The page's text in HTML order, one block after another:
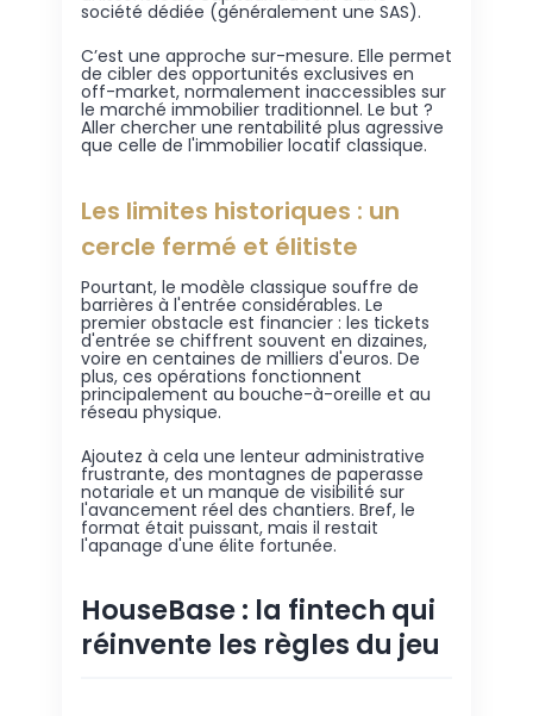
société dédiée (généralement une SAS).
C’est une approche sur-mesure. Elle permet
de cibler des opportunités exclusives en
off-market, normalement inaccessibles sur
le marché immobilier traditionnel. Le but ?
Aller chercher une rentabilité plus agressive
que celle de l'immobilier locatif classique.
Les limites historiques : un
cercle fermé et élitiste
Pourtant, le modèle classique souffre de
barrières à l'entrée considérables. Le
premier obstacle est financier : les tickets
d'entrée se chiffrent souvent en dizaines,
voire en centaines de milliers d'euros. De
plus, ces opérations fonctionnent
principalement au bouche-à-oreille et au
réseau physique.
Ajoutez à cela une lenteur administrative
frustrante, des montagnes de paperasse
notariale et un manque de visibilité sur
l'avancement réel des chantiers. Bref, le
format était puissant, mais il restait
l'apanage d'une élite fortunée.
HouseBase : la fintech qui
réinvente les règles du jeu